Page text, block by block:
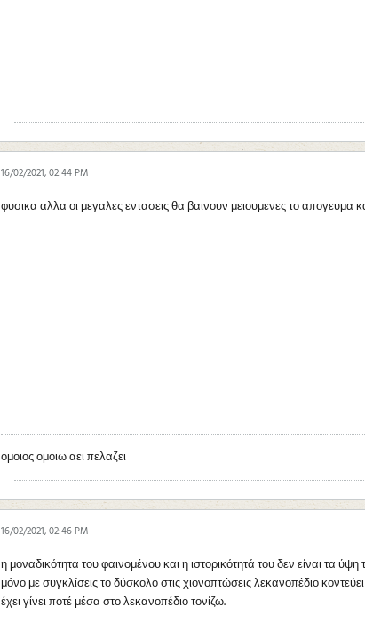
16/02/2021, 02:44 PM
φυσικα αλλα οι μεγαλες εντασεις θα βαινουν μειουμενες το απογευμα
ομοιος ομοιω αει πελαζει
16/02/2021, 02:46 PM
η μοναδικότητα του φαινομένου και η ιστορικότητά του δεν είναι τα
μόνο με συγκλίσεις το δύσκολο στις χιονοπτώσεις λεκανοπέδιο
έχει γίνει ποτέ μέσα στο λεκανοπέδιο τονίζω.